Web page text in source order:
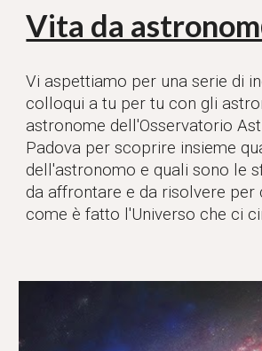
Vita da
Vi aspettiamo per una serie di
colloqui a tu per tu con gli
astronome dell'Osservatorio
Padova per scoprire insieme
dell'astronomo e quali sono le
da affrontare e da risolvere per
come è fatto l'Universo che ci